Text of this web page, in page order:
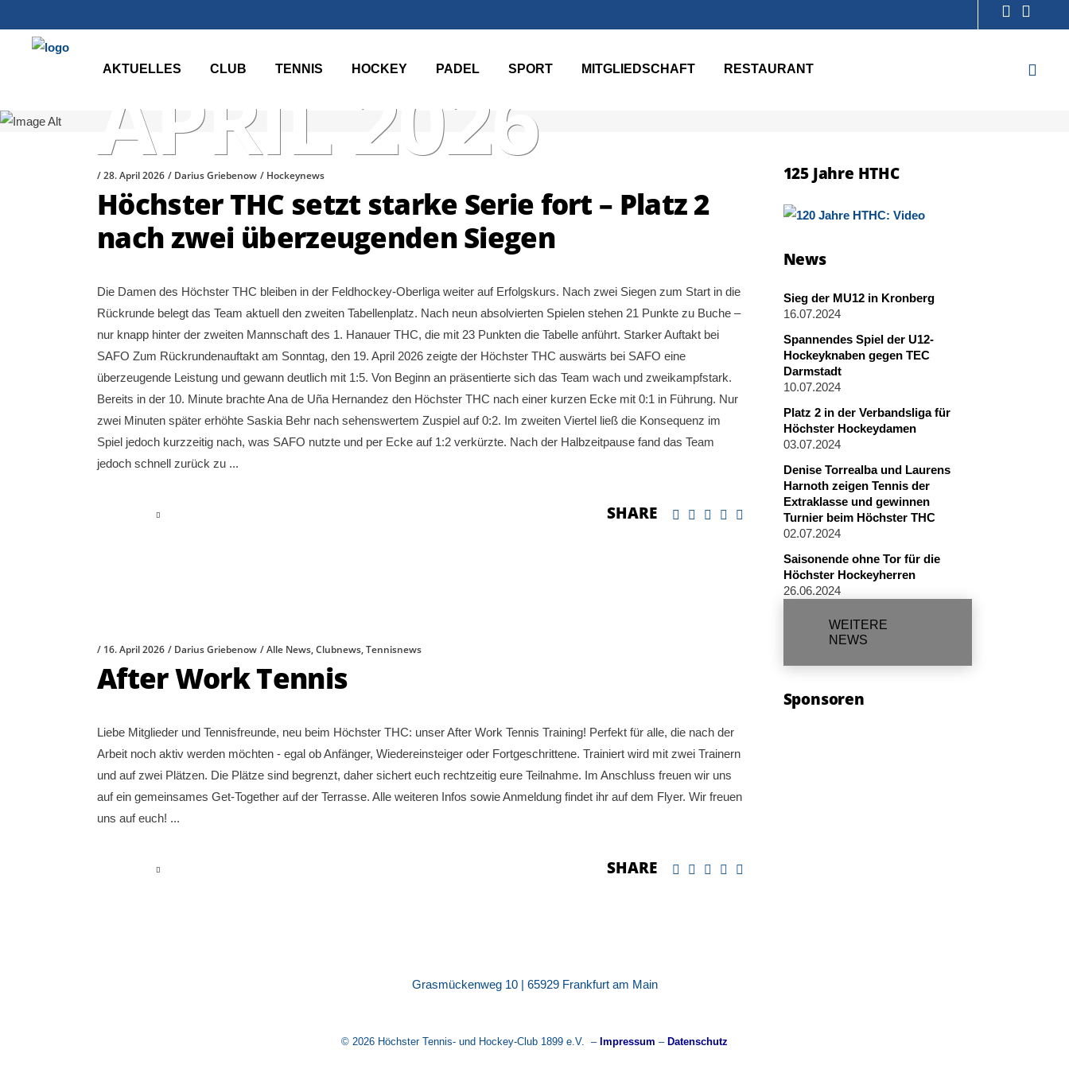
AKTUELLES CLUB TENNIS HOCKEY PADEL SPORT MITGLIEDSCHAFT RESTAURANT
APRIL 2026
28. April 2026 Darius Griebenow Hockeynews
Höchster THC setzt starke Serie fort – Platz 2
nach zwei überzeugenden Siegen
Die Damen des Höchster THC bleiben in der Feldhockey-Oberliga weiter auf Erfolgskurs. Nach zwei Siegen zum Start in die
Rückrunde belegt das Team aktuell den zweiten Tabellenplatz. Nach neun absolvierten Spielen stehen 21 Punkte zu Buche –
nur knapp hinter der zweiten Mannschaft des 1. Hanauer THC, die mit 23 Punkten die Tabelle anführt. Starker Auftakt bei
SAFO Zum Rückrundenauftakt am Sonntag, den 19. April 2026 zeigte der Höchster THC auswärts bei SAFO eine
überzeugende Leistung und gewann deutlich mit 1:5. Von Beginn an präsentierte sich das Team wach und zweikampfstark.
Bereits in der 10. Minute brachte Ana de Uña Hernandez den Höchster THC nach einer kurzen Ecke mit 0:1 in Führung. Nur
zwei Minuten später erhöhte Saskia Behr nach sehenswertem Zuspiel auf 0:2. Im zweiten Viertel ließ die Konsequenz im
Spiel jedoch kurzzeitig nach, was SAFO nutzte und per Ecke auf 1:2 verkürzte. Nach der Halbzeitpause fand das Team
jedoch schnell zurück zu
SHARE
16. April 2026 Darius Griebenow Alle News,Clubnews,Tennisnews
After Work Tennis
Liebe Mitglieder und Tennisfreunde, neu beim Höchster THC: unser After Work Tennis Training! Perfekt für alle, die nach der
Arbeit noch aktiv werden möchten - egal ob Anfänger, Wiedereinsteiger oder Fortgeschrittene. Trainiert wird mit zwei Trainern
und auf zwei Plätzen. Die Plätze sind begrenzt, daher sichert euch rechtzeitig eure Teilnahme. Im Anschluss freuen wir uns
auf ein gemeinsames Get-Together auf der Terrasse. Alle weiteren Infos sowie Anmeldung findet ihr auf dem Flyer. Wir freuen
uns auf euch!
SHARE
125 Jahre HTHC
News
Sieg der MU12 in Kronberg
16.07.2024
Spannendes Spiel der U12-
Hockeyknaben gegen TEC
Darmstadt
10.07.2024
Platz 2 in der Verbandsliga für
Höchster Hockeydamen
03.07.2024
Denise Torrealba und Laurens
Harnoth zeigen Tennis der
Extraklasse und gewinnen
Turnier beim Höchster THC
02.07.2024
Saisonende ohne Tor für die
Höchster Hockeyherren
26.06.2024
WEITERE
NEWS
Sponsoren
Grasmückenweg 10 | 65929 Frankfurt am Main
© 2026 Höchster Tennis- und Hockey-Club 1899 e.V. – Impressum – Datenschutz